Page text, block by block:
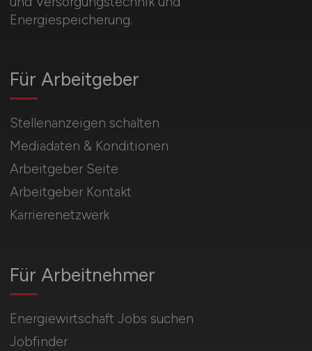
Energiespeicherung.
Für Arbeitnehmer
Energiewirtschaft Jobs suchen
Jobfinder
Für Arbeitgeber
Stellenanzeigen schalten
Mediadaten & Konditionen
Arbeitgeber Seite
Arbeitgeber Kontakt
Karrierenetzwerk